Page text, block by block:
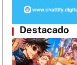
Destacado